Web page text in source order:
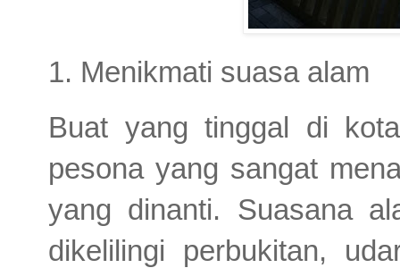
1. Menikmati suasa alam
Buat yang tinggal di
pesona yang sangat
yang dinanti. Suasana
dikelilingi perbukitan,